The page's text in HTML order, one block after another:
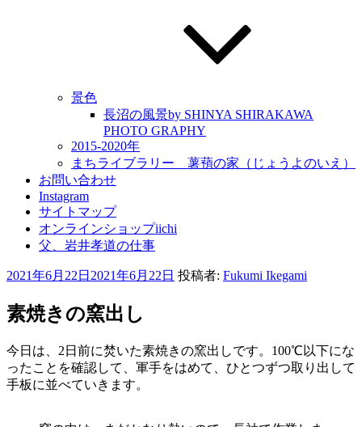
景色
長沼の風景by SHINYA SHIRAKAWA
PHOTO GRAPHY
2015-2020年
まちライブラリー 薯蕷の家（じょうよのいえ）
お問い合わせ
Instagram
サイトマップ
オンラインショップiichi
父、岩井孝道の仕事
投
日:
2021年6月22日 2021年6月22日 投稿者: Fukumi Ikegami
素焼きの窯出し
今日は、2日前に焚いた素焼きの窯出しです。100℃以下にな
ったことを確認して、軍手をはめて、ひとつずつ取り出して
手板に並べていきます。